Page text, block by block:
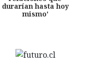
durarían hasta hoy
mismo'